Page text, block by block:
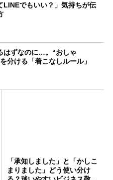
LINEでもいい？」気持ちが伝
はずなのに…。“おしゃ
分ける「着こなしルール」
「承知しました」と「かしこ
まりました」どう使い分け